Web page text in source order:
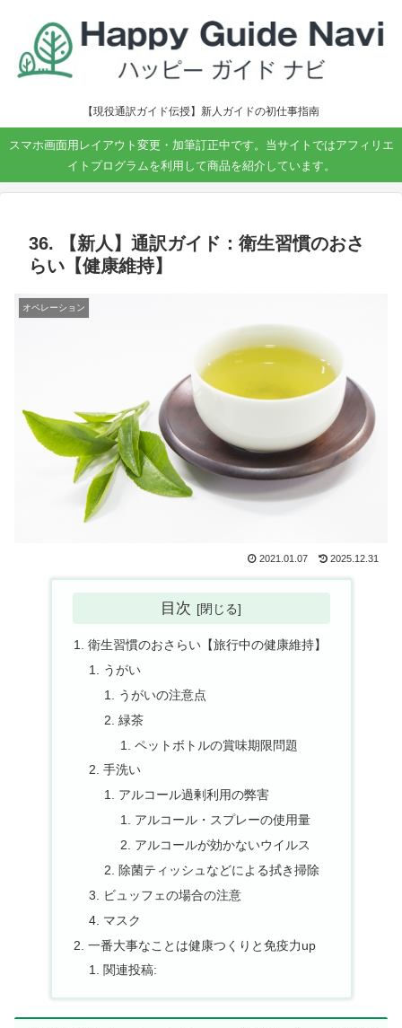
【現役通訳ガイド伝授】新人ガイドの初仕事指南
スマホ画面用レイアウト変更・加筆訂正中です。当サイトではアフィリエ
イトプログラムを利用して商品を紹介しています。
36. 【新人】通訳ガイド：衛生習慣のおさ
らい【健康維持】
オペレーション
2021.01.07 2025.12.31
目次
衛生習慣のおさらい【旅行中の健康維持】
うがい
うがいの注意点
緑茶
ペットボトルの賞味期限問題
手洗い
アルコール過剰利用の弊害
アルコール・スプレーの使用量
アルコールが効かないウイルス
除菌ティッシュなどによる拭き掃除
ビュッフェの場合の注意
マスク
一番大事なことは健康つくりと免疫力up
関連投稿: